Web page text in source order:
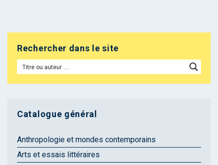
Rechercher dans le site
Catalogue général
Anthropologie et mondes contemporains
Arts et essais littéraires